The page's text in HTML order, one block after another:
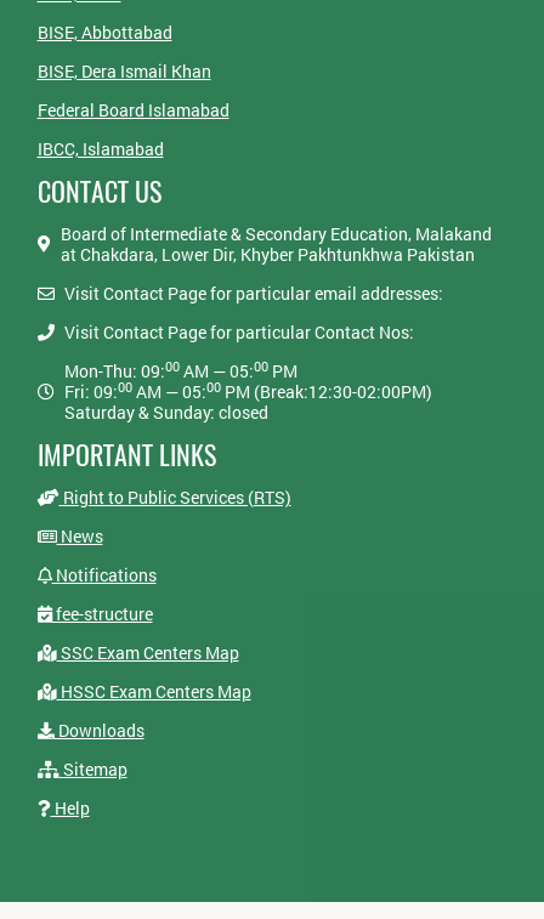
BISE, Abbottabad
BISE, Dera Ismail Khan
Federal Board Islamabad
IBCC, Islamabad
CONTACT US
Board of Intermediate & Secondary Education, Malakand
at Chakdara, Lower Dir, Khyber Pakhtunkhwa Pakistan
Visit Contact Page for particular email addresses:
Visit Contact Page for particular Contact Nos:
Mon-Thu: 09:00AM — 05:00PM
Fri: 09:00AM — 05:00PM (Break:12:30-02:00PM)
Saturday & Sunday: closed
IMPORTANT LINKS
Right to Public Services (RTS)
News
Notifications
fee-structure
SSC Exam Centers Map
HSSC Exam Centers Map
Downloads
Sitemap
Help